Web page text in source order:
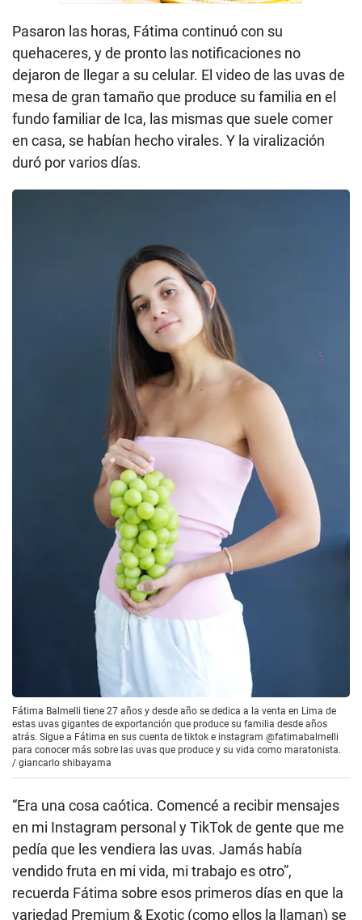
Pasaron las horas, Fátima continuó con su
quehaceres, y de pronto las notificaciones no
dejaron de llegar a su celular. El video de las uvas de
mesa de gran tamaño que produce su familia en el
fundo familiar de Ica, las mismas que suele comer
en casa, se habían hecho virales. Y la viralización
duró por varios días.
Fátima Balmelli tiene 27 años y desde año se dedica a la venta en Lima de
estas uvas gigantes de exportanción que produce su familia desde años
atrás. Sigue a Fátima en sus cuenta de tiktok e instagram @fatimabalmelli
para conocer más sobre las uvas que produce y su vida como maratonista.
/ giancarlo shibayama
“Era una cosa caótica. Comencé a recibir mensajes
en mi Instagram personal y TikTok de gente que me
pedía que les vendiera las uvas. Jamás había
vendido fruta en mi vida, mi trabajo es otro”,
recuerda Fátima sobre esos primeros días en que la
variedad Premium & Exotic (como ellos la llaman) se